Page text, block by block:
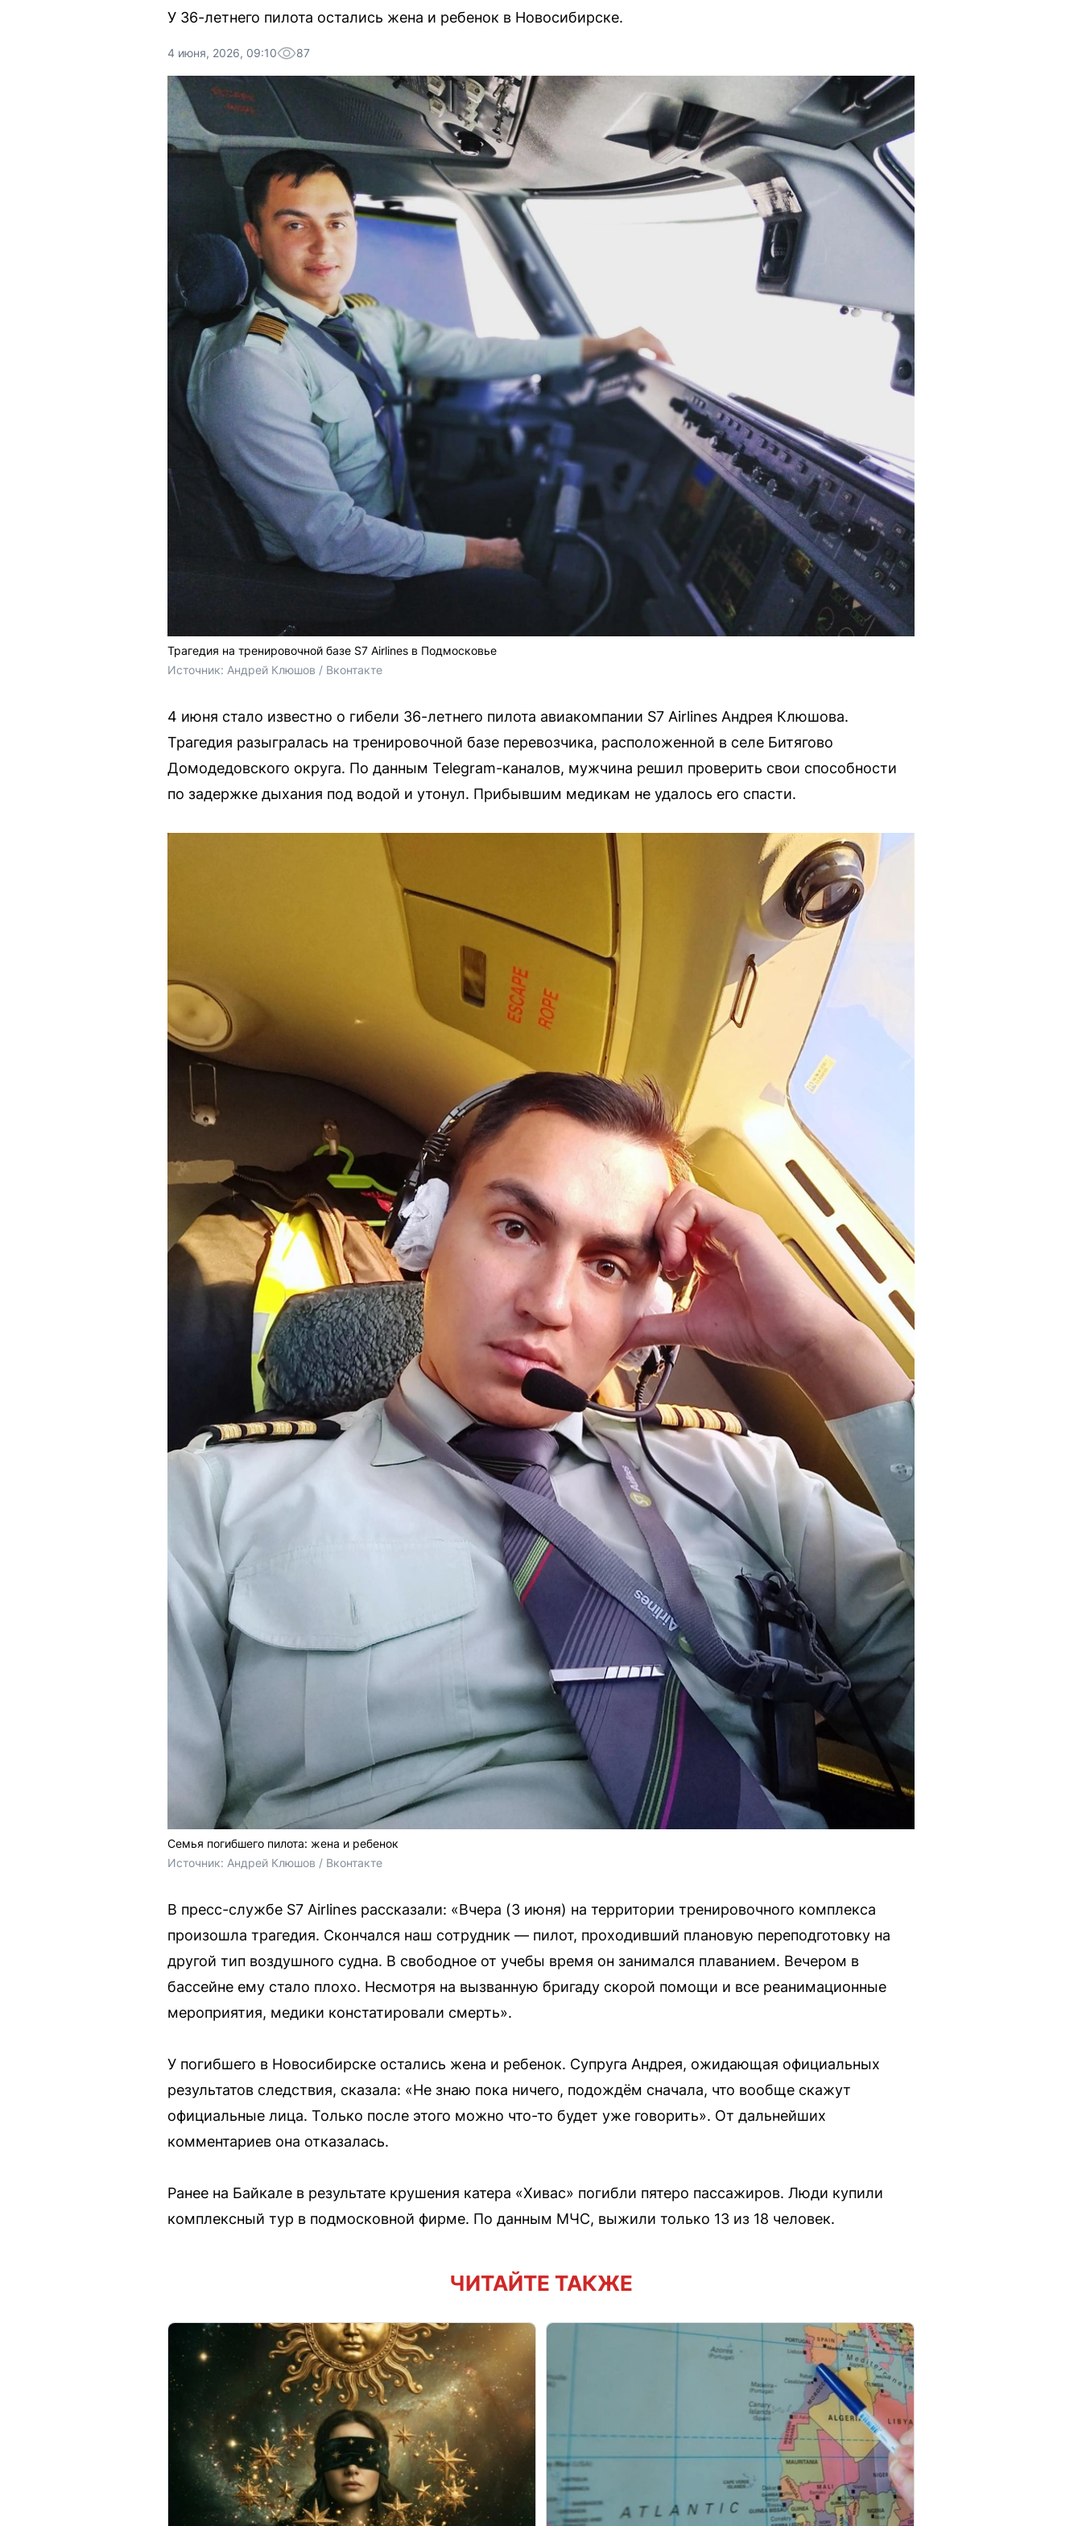
У 36-летнего пилота остались жена и ребенок в Новосибирске.
4 июня, 2026, 09:10 87
Трагедия на тренировочной базе S7 Airlines в Подмосковье
Источник: Андрей Клюшов / Вконтакте
4 июня стало известно о гибели 36-летнего пилота авиакомпании S7 Airlines Андрея Клюшова.
Трагедия разыгралась на тренировочной базе перевозчика, расположенной в селе Битягово
Домодедовского округа. По данным Telegram-каналов, мужчина решил проверить свои способности
по задержке дыхания под водой и утонул. Прибывшим медикам не удалось его спасти.
Семья погибшего пилота: жена и ребенок
Источник: Андрей Клюшов / Вконтакте
В пресс-службе S7 Airlines рассказали: «Вчера (3 июня) на территории тренировочного комплекса
произошла трагедия. Скончался наш сотрудник — пилот, проходивший плановую переподготовку на
другой тип воздушного судна. В свободное от учебы время он занимался плаванием. Вечером в
бассейне ему стало плохо. Несмотря на вызванную бригаду скорой помощи и все реанимационные
мероприятия, медики констатировали смерть».
У погибшего в Новосибирске остались жена и ребенок. Супруга Андрея, ожидающая официальных
результатов следствия, сказала: «Не знаю пока ничего, подождём сначала, что вообще скажут
официальные лица. Только после этого можно что-то будет уже говорить». От дальнейших
комментариев она отказалась.
Ранее на Байкале в результате крушения катера «Хивас» погибли пятеро пассажиров. Люди купили
комплексный тур в подмосковной фирме. По данным МЧС, выжили только 13 из 18 человек.
ЧИТАЙТЕ ТАКЖЕ